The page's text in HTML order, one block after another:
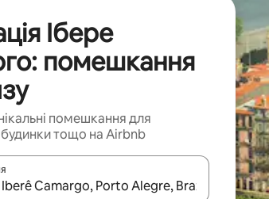
Ібере
помешкання
помешкання для
будинки тощо на Airbnb
пошуку, використовуйте для навігації